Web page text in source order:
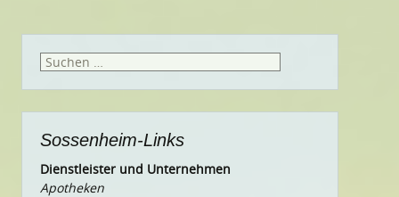
Suchen
Sossenheim-Links
Dienstleister und Unternehmen
Apotheken